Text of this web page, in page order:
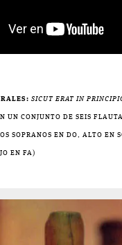
SICUT ERAT IN
UN CONJUNTO DE SEIS
SOPRANOS EN DO, ALTO EN
EN FA)